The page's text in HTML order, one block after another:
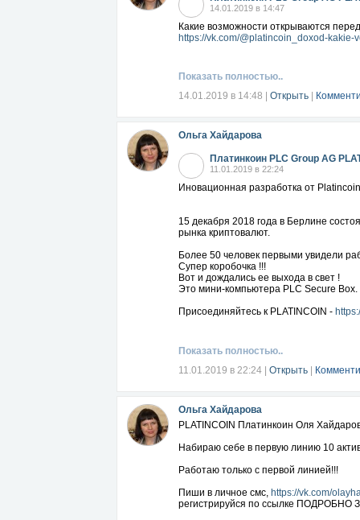
14.01.2019 в 14:47
Какие возможности открываются
https://vk.com/@platincoin_doxod-
Показать полностью..
14.01.2019 в 14:48
Открыть
Ольга Хайдарова
Платинкоин PLC Group AG
11.01.2019 в 22:24
Иновационная разработка от
15 декабря 2018 года в Берлине
рынка криптовалют.
Более 50 человек первыми увидели
Супер коробочка !!!
Вот и дождались ее выхода в свет !
Это мини-компьютера PLC Secure
Присоединяйтесь к PLATINCOIN -
Показать полностью..
11.01.2019 в 22:24
Открыть
Ольга Хайдарова
PLATINCOIN Платинкоин Оля
Набираю себе в первую линию 10
Работаю только с первой линией!!!
Пиши в личное смс, https://vk.com/
регистрируйся по ссылке ПОДРОБНО